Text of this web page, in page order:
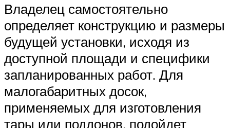
Владелец самостоятельно
определяет конструкцию и размеры
будущей установки, исходя из
доступной площади и специфики
запланированных работ. Для
малогабаритных досок,
применяемых для изготовления
тары или поддонов, подойдет